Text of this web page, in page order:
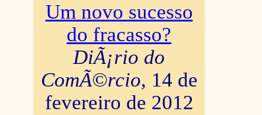
Um novo sucesso
do fracasso?
DiÃ¡rio do
ComÃ©rcio, 14 de
fevereiro de 2012